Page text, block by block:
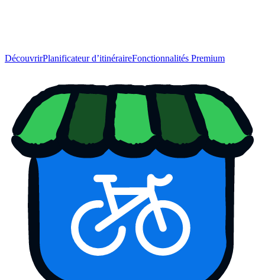
DécouvrirPlanificateur d’itinéraireFonctionnalités Premium